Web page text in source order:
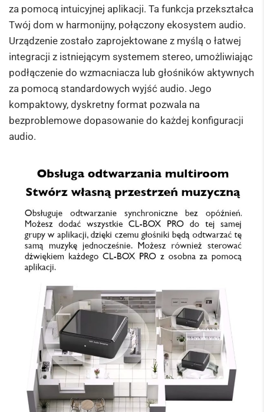
za pomocą intuicyjnej aplikacji. Ta funkcja przekształca
Twój dom w harmonijny, połączony ekosystem audio.
Urządzenie zostało zaprojektowane z myślą o łatwej
integracji z istniejącym systemem stereo, umożliwiając
podłączenie do wzmacniacza lub głośników aktywnych
za pomocą standardowych wyjść audio. Jego
kompaktowy, dyskretny format pozwala na
bezproblemowe dopasowanie do każdej konfiguracji
audio.